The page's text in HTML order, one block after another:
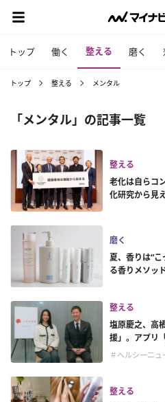
トップ 働く 整える 磨く
トップ 整える メンタル
「メンタル」の記事一覧
整える
老化は自らコ
化研究から見
磨く
夏、香りは“
る香りメソッ
整える
塩原慶之、高
援」。アプリ
＃ヘルシーニュ
整える